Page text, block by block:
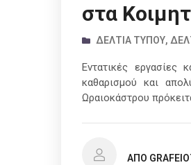
στα
ΔΕΛΤΊΑ ΤΎΠΟΥ,
Εντατικές εργασίες
καθαρισμού και
Ωραιοκάστρου
ΑΠΌ